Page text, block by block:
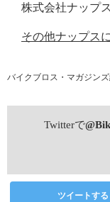
株式会社ナップ
その他ナップス
バイクブロス・マガジン
Twitterで
ツイートする